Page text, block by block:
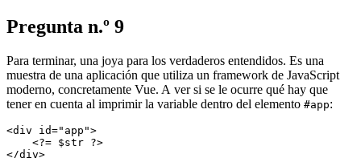
Pregunta n.º 9
Para terminar, una joya para los verdaderos entendidos. Es una
muestra de una aplicación que utiliza un framework de JavaScript
moderno, concretamente Vue. A ver si se le ocurre qué hay que
tener en cuenta al imprimir la variable dentro del elemento #app:
<div id="app">
    <?= $str ?>
</div>